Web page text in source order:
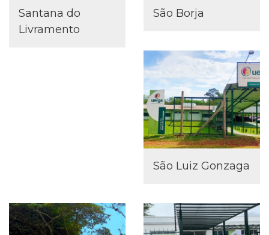
Santana do
Livramento
São Borja
São Luiz Gonzaga